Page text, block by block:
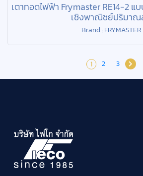
เตาทอดไฟฟ้า Frymaster RE14-2 แ
เชิงพาณิชย์ปริมาณ
Brand : FRYMASTER
1 2 3